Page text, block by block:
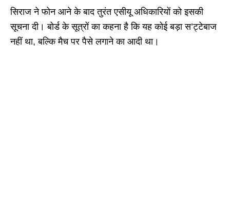
सिराज ने फोन आने के बाद तुरंत एसीयू अधिकारियों को इसकी
सूचना दी। बोर्ड के सूत्रों का कहना है कि यह कोई बड़ा स’ट्टेबाज
नहीं था, बल्कि मैच पर पैसे लगाने का आदी था।